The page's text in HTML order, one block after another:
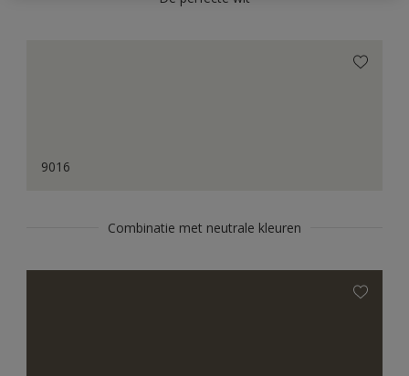
9016
Combinatie met neutrale kleuren